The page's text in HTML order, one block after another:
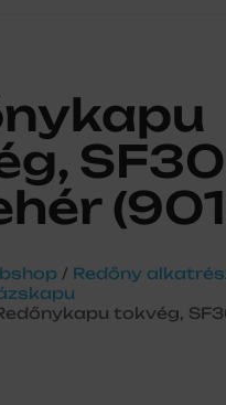
/ Redőny
tokvég,